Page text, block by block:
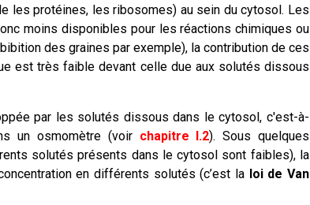
les protéines, les ribosomes) au sein du cytosol. Les
moins disponibles pour les réactions chimiques ou
des graines par exemple), la contribution de ces
est très faible devant celle due aux solutés dissous
par les solutés dissous dans le cytosol, c'est-à-
un osmomètre (voir chapitre I.2). Sous quelques
solutés présents dans le cytosol sont faibles), la
en différents solutés (c’est la loi de Van